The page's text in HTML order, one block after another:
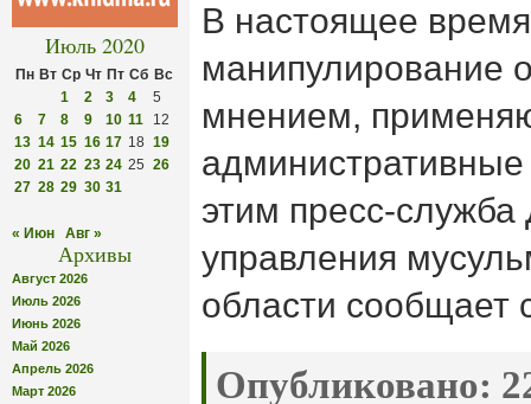
Июль 2020
Пн Вт Ср Чт Пт Сб Вс
1
2 3 4
5
6
7 8 9 10 11
12
13 14 15 16 17 18 19
20 21 22 23 24 25 26
27 28 29 30 31
« Июн Авг »
Архивы
Август 2026
Июль 2026
Июнь 2026
Май 2026
Апрель 2026
Март 2026
В настоящее
манипулирование
мнением,
этим пресс-служба
управления
области сообщает
Опубликовано: